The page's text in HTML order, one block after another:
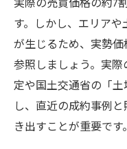
実際の売買価格の約7
す。しかし、エリア
が生じるため、実勢
参照しましょう。実
定や国土交通省の「
し、直近の成約事例
き出すことが重要です。